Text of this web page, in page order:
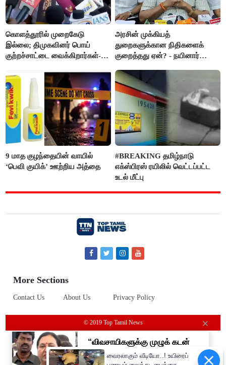
கொளத்தூரில் முறைகேடு
இல்லை; திமுகவினர் பொய்
குற்றச்சாட்டை வைக்கிறார்கள்-
அரசின் முக்கியத்
துறைகளுக்கான நிதிகளைக்
குறைத்தது ஏன்? - நயினார்
9 மாத குழந்தையின் வாயில்
‘பெவி குயிக்’ ஊற்றிய அத்தை
#BREAKING தமிழ்நாடு
எக்ஸ்பிரஸ் ரயிலில் வெட்டப்பட்ட
உடல் மீட்பு
More Sections
Contact Us About Us Privacy Policy
© 2019 Top Tamil News
வைரலாகும் வீடியோ..! உயிரைப்